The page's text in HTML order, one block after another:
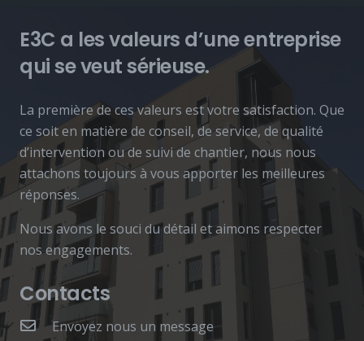
E3C a les valeurs d’une entreprise
qui se veut sérieuse.
La première de ces valeurs est votre satisfaction. Que
ce soit en matière de conseil, de service, de qualité
d’intervention ou de suivi de chantier, nous nous
attachons toujours à vous apporter les meilleures
réponses.
Nous avons le souci du détail et aimons respecter
nos engagements.
Contacts
Envoyez nous un message